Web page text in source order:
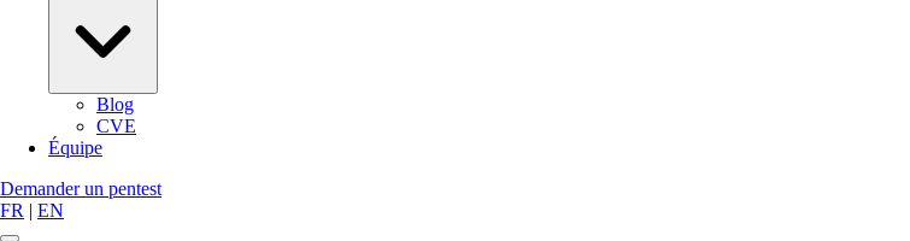
Blog
CVE
Équipe
Demander un pentest
FR | EN